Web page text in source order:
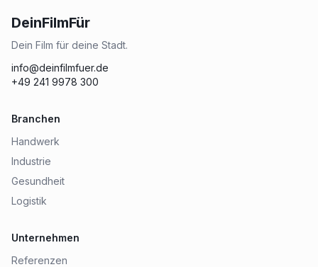
DeinFilmFür
Dein Film für deine Stadt.
info@deinfilmfuer.de
+49 241 9978 300
Branchen
Handwerk
Industrie
Gesundheit
Logistik
Unternehmen
Referenzen